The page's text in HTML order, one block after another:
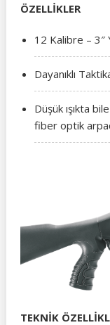
ÖZELLİKLER
12 Kalibre – 3″
Dayanıklı
Düşük ışıkta
fiber optik
TEKNİK